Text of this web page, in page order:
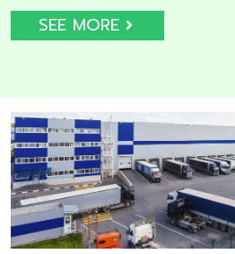
SEE MORE